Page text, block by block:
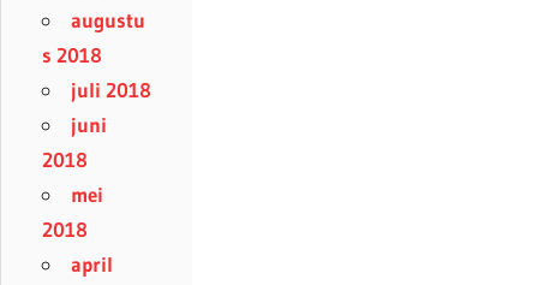
augustu
s 2018
juli 2018
juni
2018
mei
2018
april